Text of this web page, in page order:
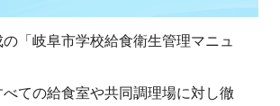
「岐阜市学校給食衛生管理マニュ
ての給食室や共同調理場に対し徹